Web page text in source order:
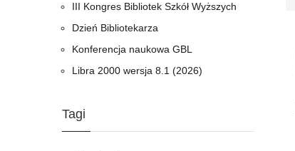
III Kongres Bibliotek Szkół Wyższych
Dzień Bibliotekarza
Konferencja naukowa GBL
Libra 2000 wersja 8.1 (2026)
Tagi